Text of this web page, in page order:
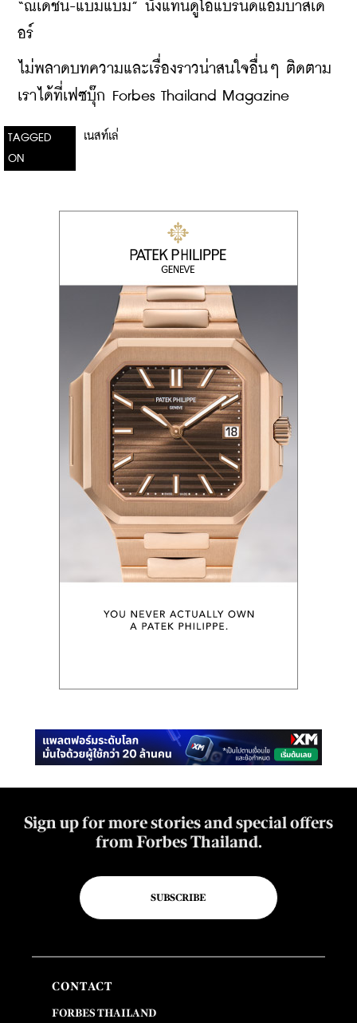
“ณเดชน์-แบมแบม” นั่งแท่นดูโอแบรนด์แอมบาสเด
อร์
ไม่พลาดบทความและเรื่องราวน่าสนใจอื่นๆ ติดตาม
เราได้ที่เฟซบุ๊ก Forbes Thailand Magazine
TAGGED
ON
เนสท์เล่
Sign up for more stories and special offers
from Forbes Thailand.
SUBSCRIBE
CONTACT
FORBES THAILAND